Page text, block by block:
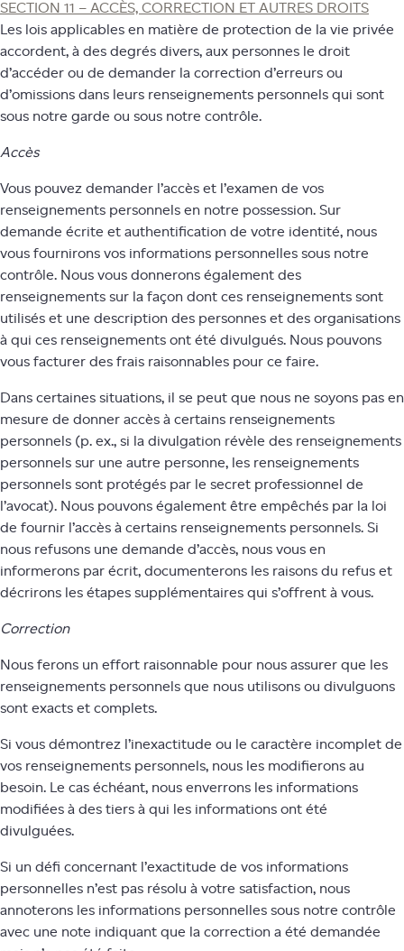
SECTION 11 – ACCÈS, CORRECTION ET AUTRES DROITS
Les lois applicables en matière de protection de la vie privée
accordent, à des degrés divers, aux personnes le droit
d’accéder ou de demander la correction d’erreurs ou
d’omissions dans leurs renseignements personnels qui sont
sous notre garde ou sous notre contrôle.
Accès
Vous pouvez demander l’accès et l’examen de vos
renseignements personnels en notre possession. Sur
demande écrite et authentification de votre identité, nous
vous fournirons vos informations personnelles sous notre
contrôle. Nous vous donnerons également des
renseignements sur la façon dont ces renseignements sont
utilisés et une description des personnes et des organisations
à qui ces renseignements ont été divulgués. Nous pouvons
vous facturer des frais raisonnables pour ce faire.
Dans certaines situations, il se peut que nous ne soyons pas en
mesure de donner accès à certains renseignements
personnels (p. ex., si la divulgation révèle des renseignements
personnels sur une autre personne, les renseignements
personnels sont protégés par le secret professionnel de
l’avocat). Nous pouvons également être empêchés par la loi
de fournir l’accès à certains renseignements personnels. Si
nous refusons une demande d’accès, nous vous en
informerons par écrit, documenterons les raisons du refus et
décrirons les étapes supplémentaires qui s’offrent à vous.
Correction
Nous ferons un effort raisonnable pour nous assurer que les
renseignements personnels que nous utilisons ou divulguons
sont exacts et complets.
Si vous démontrez l’inexactitude ou le caractère incomplet de
vos renseignements personnels, nous les modifierons au
besoin. Le cas échéant, nous enverrons les informations
modifiées à des tiers à qui les informations ont été
divulguées.
Si un défi concernant l’exactitude de vos informations
personnelles n’est pas résolu à votre satisfaction, nous
annoterons les informations personnelles sous notre contrôle
avec une note indiquant que la correction a été demandée